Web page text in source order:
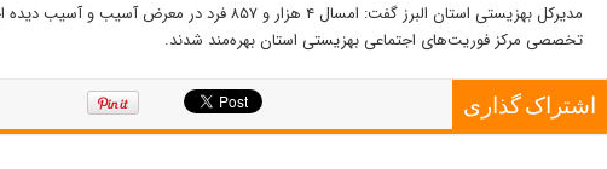
مدیرکل بهزیستی استان البرز گفت: امسال ۴ هزار و ۸۵۷ فرد در معرض
تخصصی مرکز فوریت‌های اجتماعی بهزیستی استان بهره‌مند شدند.
اشتراک گذاری